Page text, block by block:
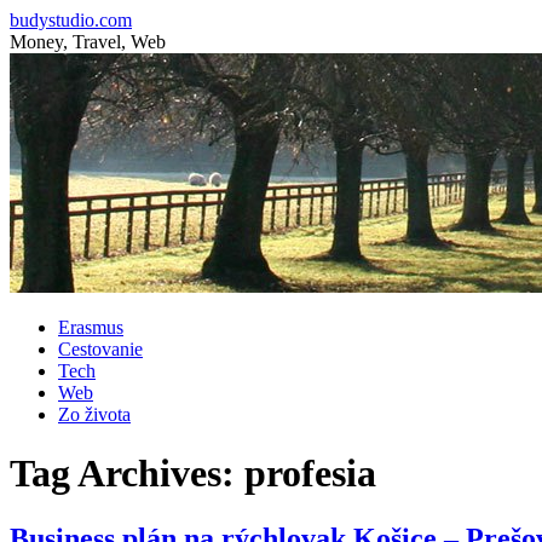
budystudio.com
Money, Travel, Web
Skip
content
Erasmus
Cestovanie
Tech
Web
Zo života
Tag Archives: profesia